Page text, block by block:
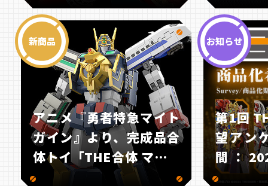
村正」がMODEROIDで初
プラスチックモデル化！
新商品
アニメ『勇者特急マイト
ガイン』より、完成品合
体トイ「THE合体 マイト
ガイン」が登場！
お知らせ
第1回
望アン
間：
（月）